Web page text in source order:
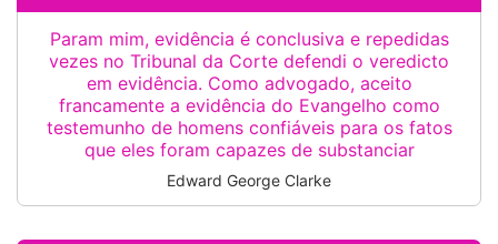
Param mim, evidência é conclusiva e repedidas
vezes no Tribunal da Corte defendi o veredicto
em evidência. Como advogado, aceito
francamente a evidência do Evangelho como
testemunho de homens confiáveis para os fatos
que eles foram capazes de substanciar
Edward George Clarke